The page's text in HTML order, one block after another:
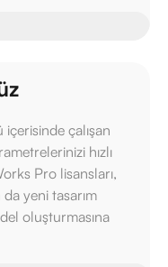
içerisinde çalışan
hızlı
Pro lisansları,
da yeni tasarım
oluşturmasına